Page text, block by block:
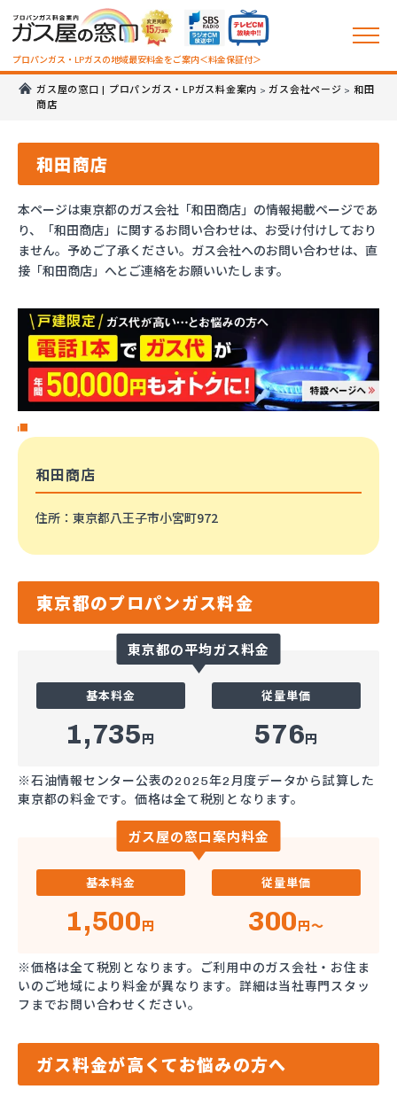
プロパンガス・LPガスの地域最安料金をご案内＜料金保証付＞
ガス屋の窓口 | プロパンガス・LPガス料金案内 >ガス会社ページ > 和田
商店
和田商店
本ページは東京都のガス会社「和田商店」の情報掲載ページであ
り、「和田商店」に関するお問い合わせは、お受け付けしており
ません。予めご了承ください。ガス会社へのお問い合わせは、直
接「和田商店」へとご連絡をお願いいたします。
和田商店
住所 ：東京都八王子市小宮町972
東京都のプロパンガス料金
東京都の平均ガス料金
基本料金
1,735円
従量単価
576円
※石油情報センター公表の2025年2月度データから試算した
東京都の料金です。価格は全て税別となります。
ガス屋の窓口案内料金
基本料金
1,500円
従量単価
300円～
※価格は全て税別となります。ご利用中のガス会社・お住ま
いのご地域により料金が異なります。詳細は当社専門スタッ
フまでお問い合わせください。
ガス料金が高くてお悩みの方へ